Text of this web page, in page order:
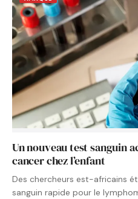
Un nouveau test sanguin
cancer chez l’enfant
Des chercheurs est-africains
sanguin rapide pour le